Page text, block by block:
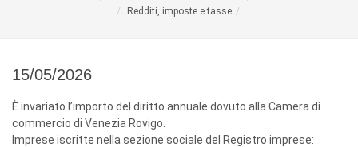
Redditi, imposte e tasse
15/05/2026
È invariato l’importo del diritto annuale dovuto alla Camera di
commercio di Venezia Rovigo.
Imprese iscritte nella sezione sociale del Registro imprese: